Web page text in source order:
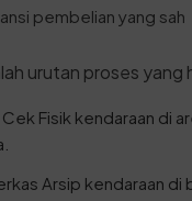
pembelian yang sah
urutan proses yang
Cek Fisik kendaraan di
Arsip kendaraan di